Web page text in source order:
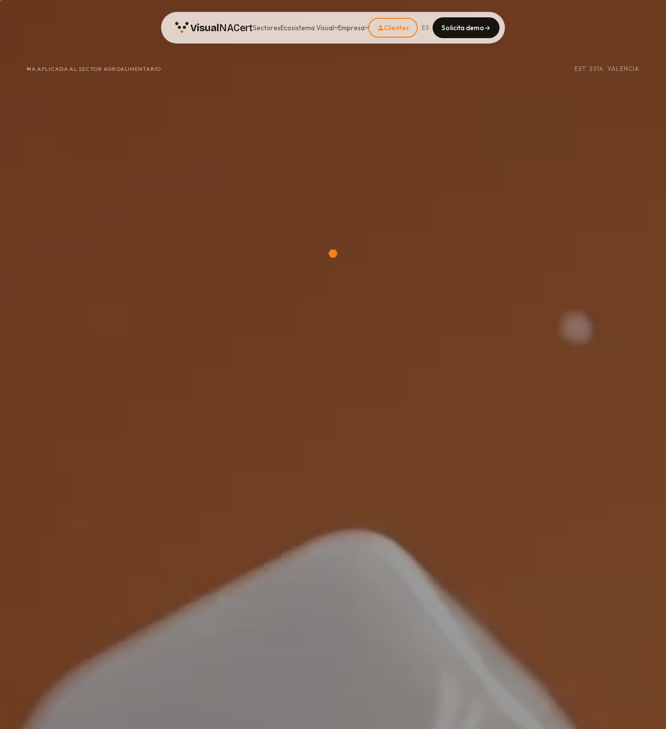
VisualNACertSectoresEcosistema Visual Empresa Clientes ES Solicita demo→
IA APLICADA AL SECTOR AGROALIMENTARIO EST. 2014 · VALENCIA